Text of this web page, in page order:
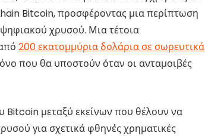
Bitcoin, προσφέροντας μια περίπτωση
χρυσού. Μια τέτοια
200 εκατομμύρια δολάρια σε σωρευτικά
που θα υποστούν όταν οι ανταμοιβές
Bitcoin μεταξύ εκείνων που θέλουν να
για σχετικά φθηνές χρηματικές